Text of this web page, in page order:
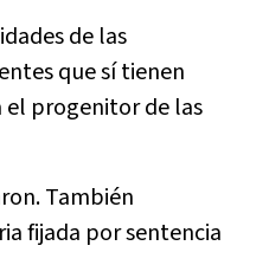
de las
que sí tienen
el progenitor de las
También
fijada por sentencia